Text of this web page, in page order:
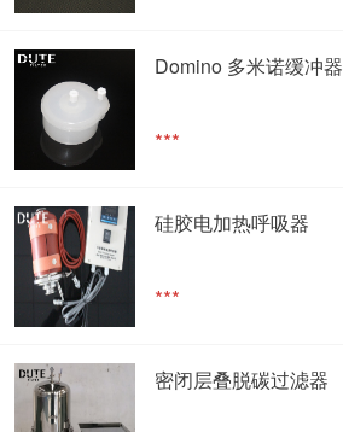
Domino 多米诺缓冲器
***
硅胶电加热呼吸器
***
密闭层叠脱碳过滤器